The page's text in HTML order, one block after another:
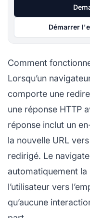
Démarrer
Comment
Lorsqu’un
comporte une
une réponse HTTP
réponse inclut un
la nouvelle URL
redirigé. Le
automatiquement la
l’utilisateur vers
qu’aucune